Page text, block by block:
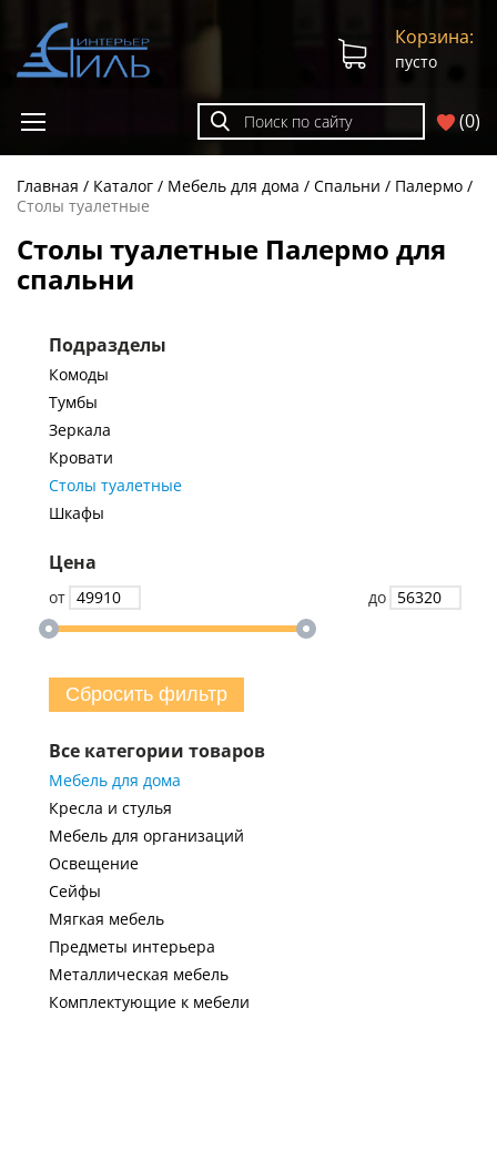
(0)
Корзина:
пусто
Главная Каталог Мебель для дома Спальни
Палермо
Столы туалетные
Столы туалетные Палермо для
спальни
Подразделы
Комоды
Тумбы
Зеркала
Кровати
Столы туалетные
Шкафы
Цена
от до
Сбросить фильтр
Все категории товаров
Мебель для дома
Кресла и стулья
Мебель для организаций
Освещение
Сейфы
Мягкая мебель
Предметы интерьера
Металлическая мебель
Комплектующие к мебели